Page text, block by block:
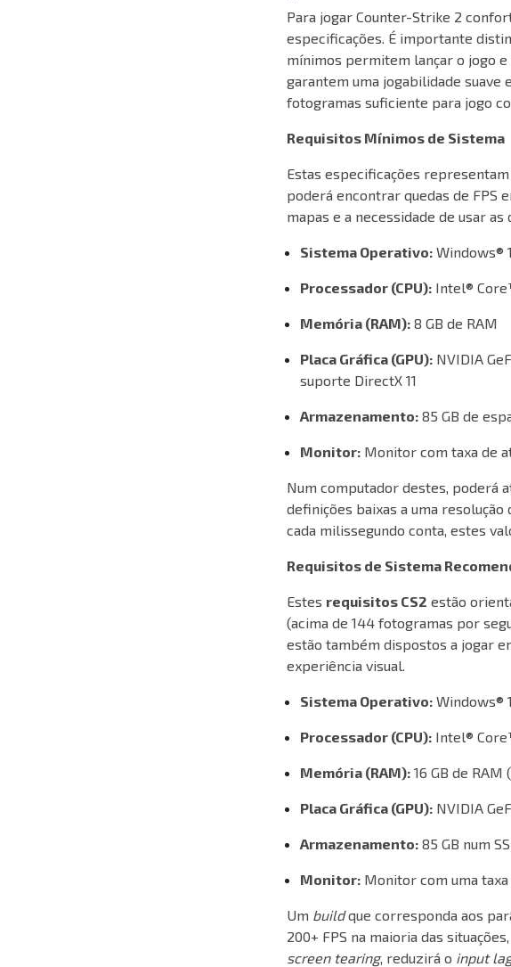
Para jogar Counter-Strike 2
especificações. É importante
mínimos permitem lançar o jogo
garantem uma jogabilidade suave
fotogramas suficiente para jogo
Requisitos Mínimos de Sistema
Estas especificações
poderá encontrar quedas de FPS
mapas e a necessidade de usar
Sistema Operativo: Windows®
Processador (CPU): Intel®
Memória (RAM): 8 GB de RAM
Placa Gráfica (GPU): NVIDIA
suporte DirectX 11
Armazenamento: 85 GB de
Monitor: Monitor com taxa de
Num computador destes, poderá
definições baixas a uma
cada milissegundo conta, estes
Requisitos de Sistema
Estes requisitos CS2 estão
(acima de 144 fotogramas por
estão também dispostos a jogar
experiência visual.
Sistema Operativo: Windows®
Processador (CPU): Intel®
Memória (RAM): 16 GB de
Placa Gráfica (GPU): NVIDIA
Armazenamento: 85 GB num
Monitor: Monitor com uma
Um buildque corresponda aos
200+ FPS na maioria das
screen tearing, reduzirá o input